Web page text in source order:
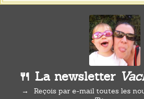
🍴 La newsletter
Reçois par e-mail toutes les